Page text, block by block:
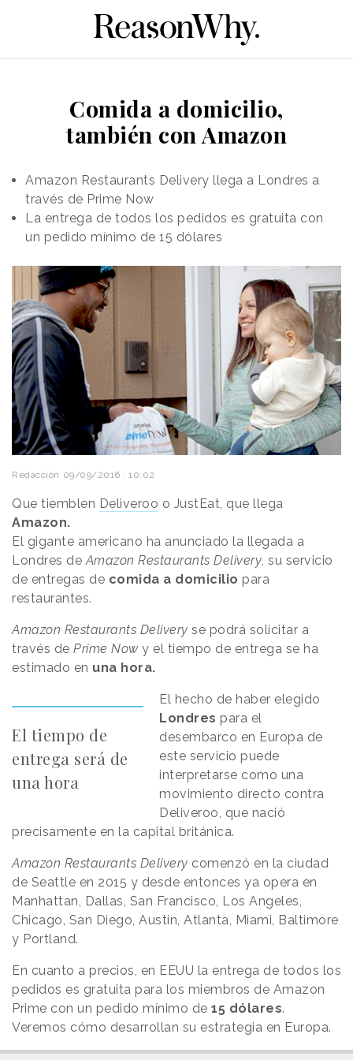
Comida a domicilio,
también con Amazon
Amazon Restaurants Delivery llega a Londres a
través de Prime Now
La entrega de todos los pedidos es gratuita con
un pedido mínimo de 15 dólares
Redacción 09/09/2016 · 10:02
Que tiemblen Deliveroo o JustEat, que llega
Amazon.
El gigante americano ha anunciado la llegada a
Londres deAmazon Restaurants Delivery, su servicio
de entregas de comida a domicilio para
restaurantes.
Amazon Restaurants Delivery se podrá solicitar a
través de Prime Now y el tiempo de entrega se ha
estimado en una hora.
El tiempo de
entrega será de
una hora
El hecho de haber elegido
Londres para el
desembarco en Europa de
este servicio puede
interpretarse como una
movimiento directo contra
Deliveroo, que nació
precisamente en la capital británica.
Amazon Restaurants Delivery comenzó en la ciudad
de Seattle en 2015 y desde entonces ya opera en
Manhattan, Dallas, San Francisco, Los Angeles,
Chicago, San Diego, Austin, Atlanta, Miami, Baltimore
y Portland.
En cuanto a precios, en EEUU la entrega de todos los
pedidos es gratuita para los miembros de Amazon
Prime con un pedido mínimo de 15 dólares.
Veremos cómo desarrollan su estrategia en Europa.